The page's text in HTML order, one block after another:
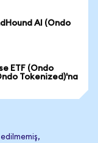
AI (Ondo
ETF (Ondo
Tokenized)'na